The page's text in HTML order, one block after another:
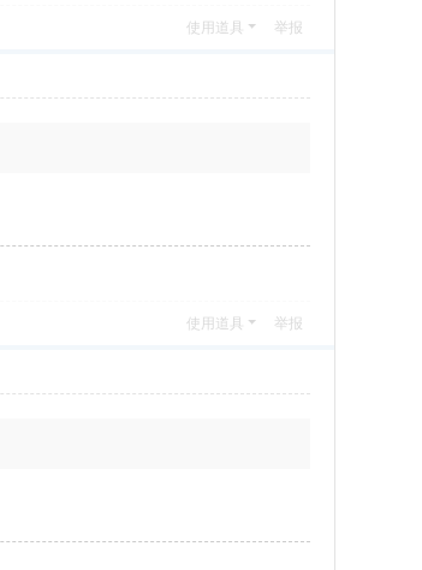
使用道具 举报
使用道具 举报